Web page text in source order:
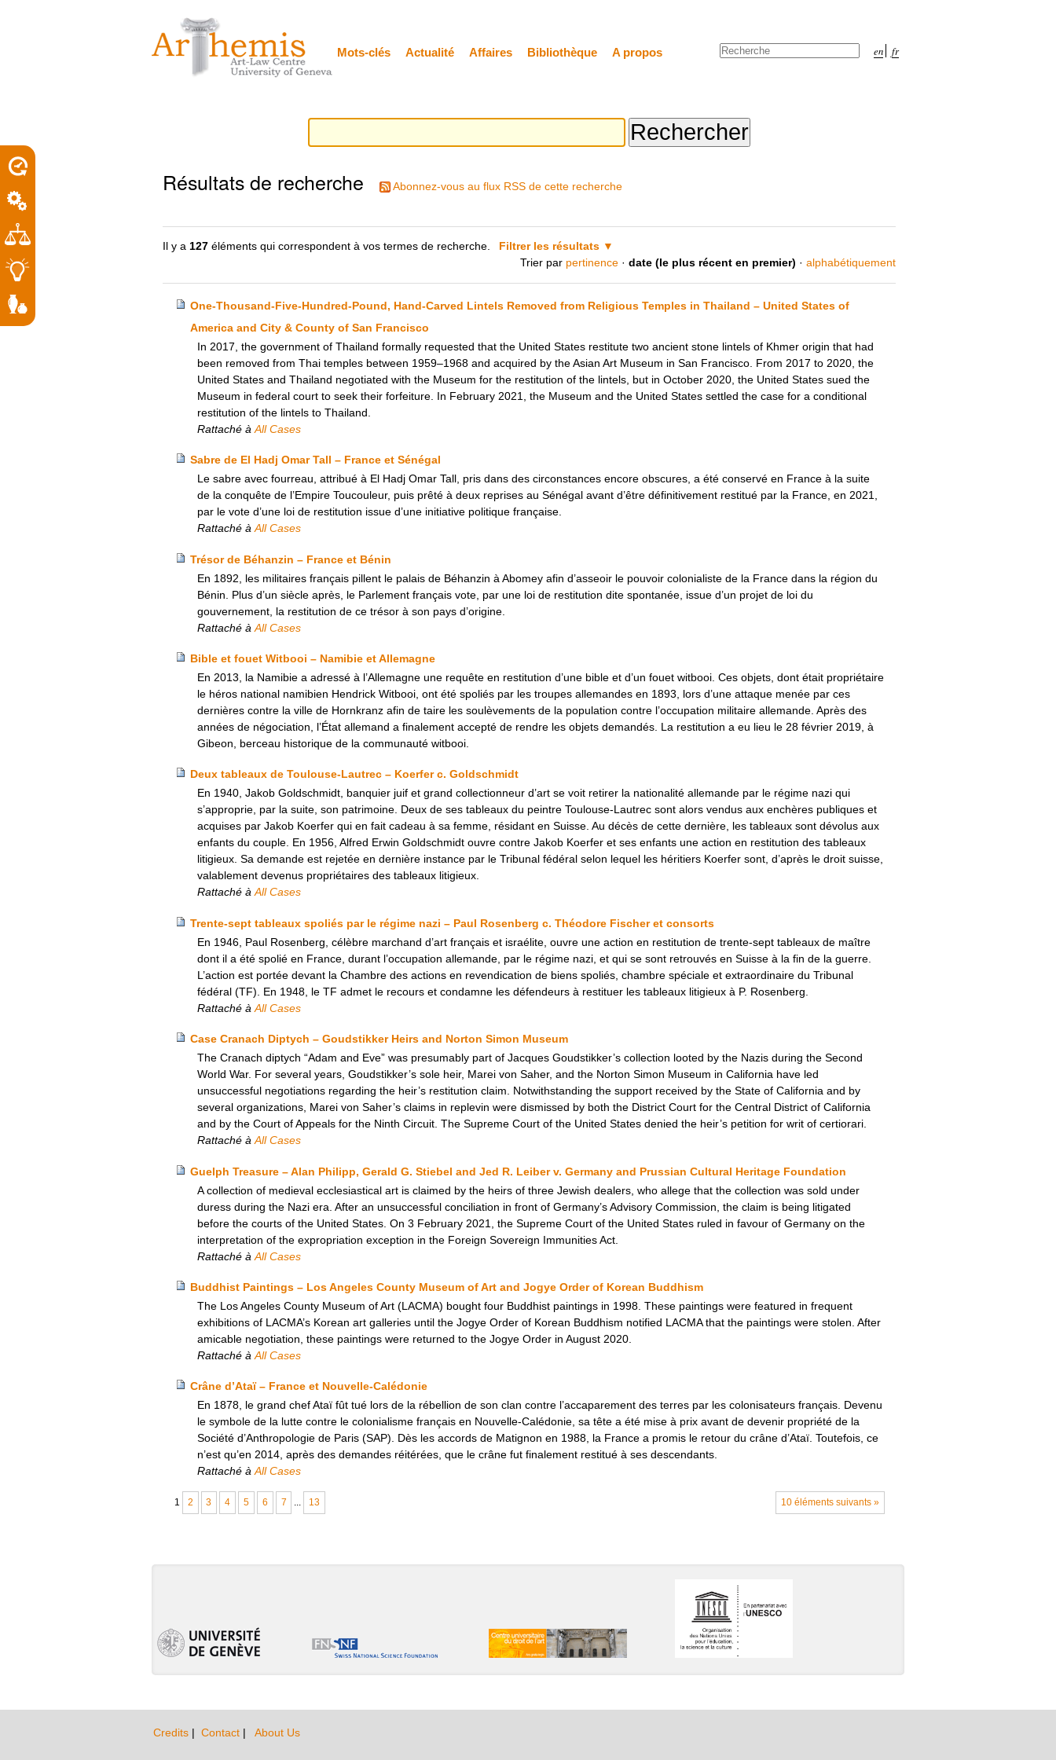
personnels
contenu.
Mots-clés Actualité Affaires Bibliothèque A propos en fr
Chercher par
Résultats de recherche Abonnez-vous au flux RSS de cette recherche
Il y a 127 éléments qui correspondent à vos termes de recherche.
Filtrer les résultats
Trier par pertinence · date (le plus récent en premier) · alphabétiquement
One-Thousand-Five-Hundred-Pound, Hand-Carved Lintels Removed from Religious Temples in Thailand – United States of
America and City & County of San Francisco
In 2017, the government of Thailand formally requested that the United States restitute two ancient stone lintels of Khmer origin that had
been removed from Thai temples between 1959–1968 and acquired by the Asian Art Museum in San Francisco. From 2017 to 2020, the
United States and Thailand negotiated with the Museum for the restitution of the lintels, but in October 2020, the United States sued the
Museum in federal court to seek their forfeiture. In February 2021, the Museum and the United States settled the case for a conditional
restitution of the lintels to Thailand.
Rattaché à All Cases
Sabre de El Hadj Omar Tall – France et Sénégal
Le sabre avec fourreau, attribué à El Hadj Omar Tall, pris dans des circonstances encore obscures, a été conservé en France à la suite
de la conquête de l’Empire Toucouleur, puis prêté à deux reprises au Sénégal avant d’être définitivement restitué par la France, en 2021,
par le vote d’une loi de restitution issue d’une initiative politique française.
Rattaché à All Cases
Trésor de Béhanzin – France et Bénin
En 1892, les militaires français pillent le palais de Béhanzin à Abomey afin d’asseoir le pouvoir colonialiste de la France dans la région du
Bénin. Plus d’un siècle après, le Parlement français vote, par une loi de restitution dite spontanée, issue d’un projet de loi du
gouvernement, la restitution de ce trésor à son pays d’origine.
Rattaché à All Cases
Bible et fouet Witbooi – Namibie et Allemagne
En 2013, la Namibie a adressé à l’Allemagne une requête en restitution d’une bible et d’un fouet witbooi. Ces objets, dont était propriétaire
le héros national namibien Hendrick Witbooi, ont été spoliés par les troupes allemandes en 1893, lors d’une attaque menée par ces
dernières contre la ville de Hornkranz afin de taire les soulèvements de la population contre l’occupation militaire allemande. Après des
années de négociation, l’État allemand a finalement accepté de rendre les objets demandés. La restitution a eu lieu le 28 février 2019, à
Gibeon, berceau historique de la communauté witbooi.
Deux tableaux de Toulouse-Lautrec – Koerfer c. Goldschmidt
En 1940, Jakob Goldschmidt, banquier juif et grand collectionneur d’art se voit retirer la nationalité allemande par le régime nazi qui
s’approprie, par la suite, son patrimoine. Deux de ses tableaux du peintre Toulouse-Lautrec sont alors vendus aux enchères publiques et
acquises par Jakob Koerfer qui en fait cadeau à sa femme, résidant en Suisse. Au décès de cette dernière, les tableaux sont dévolus aux
enfants du couple. En 1956, Alfred Erwin Goldschmidt ouvre contre Jakob Koerfer et ses enfants une action en restitution des tableaux
litigieux. Sa demande est rejetée en dernière instance par le Tribunal fédéral selon lequel les héritiers Koerfer sont, d’après le droit suisse,
valablement devenus propriétaires des tableaux litigieux.
Rattaché à All Cases
Trente-sept tableaux spoliés par le régime nazi – Paul Rosenberg c. Théodore Fischer et consorts
En 1946, Paul Rosenberg, célèbre marchand d’art français et israélite, ouvre une action en restitution de trente-sept tableaux de maître
dont il a été spolié en France, durant l’occupation allemande, par le régime nazi, et qui se sont retrouvés en Suisse à la fin de la guerre.
L’action est portée devant la Chambre des actions en revendication de biens spoliés, chambre spéciale et extraordinaire du Tribunal
fédéral (TF). En 1948, le TF admet le recours et condamne les défendeurs à restituer les tableaux litigieux à P. Rosenberg.
Rattaché à All Cases
Case Cranach Diptych – Goudstikker Heirs and Norton Simon Museum
The Cranach diptych “Adam and Eve” was presumably part of Jacques Goudstikker’s collection looted by the Nazis during the Second
World War. For several years, Goudstikker’s sole heir, Marei von Saher, and the Norton Simon Museum in California have led
unsuccessful negotiations regarding the heir’s restitution claim. Notwithstanding the support received by the State of California and by
several organizations, Marei von Saher’s claims in replevin were dismissed by both the District Court for the Central District of California
and by the Court of Appeals for the Ninth Circuit. The Supreme Court of the United States denied the heir’s petition for writ of certiorari.
Rattaché à All Cases
Guelph Treasure – Alan Philipp, Gerald G. Stiebel and Jed R. Leiber v. Germany and Prussian Cultural Heritage Foundation
A collection of medieval ecclesiastical art is claimed by the heirs of three Jewish dealers, who allege that the collection was sold under
duress during the Nazi era. After an unsuccessful conciliation in front of Germany’s Advisory Commission, the claim is being litigated
before the courts of the United States. On 3 February 2021, the Supreme Court of the United States ruled in favour of Germany on the
interpretation of the expropriation exception in the Foreign Sovereign Immunities Act.
Rattaché à All Cases
Buddhist Paintings – Los Angeles County Museum of Art and Jogye Order of Korean Buddhism
The Los Angeles County Museum of Art (LACMA) bought four Buddhist paintings in 1998. These paintings were featured in frequent
exhibitions of LACMA’s Korean art galleries until the Jogye Order of Korean Buddhism notified LACMA that the paintings were stolen. After
amicable negotiation, these paintings were returned to the Jogye Order in August 2020.
Rattaché à All Cases
Crâne d’Ataï – France et Nouvelle-Calédonie
En 1878, le grand chef Ataï fût tué lors de la rébellion de son clan contre l’accaparement des terres par les colonisateurs français. Devenu
le symbole de la lutte contre le colonialisme français en Nouvelle-Calédonie, sa tête a été mise à prix avant de devenir propriété de la
Société d’Anthropologie de Paris (SAP). Dès les accords de Matignon en 1988, la France a promis le retour du crâne d’Ataï. Toutefois, ce
n’est qu’en 2014, après des demandes réitérées, que le crâne fut finalement restitué à ses descendants.
Rattaché à All Cases
10 éléments suivants »
1 2 3 4 5 6 7 13
Credits | Contact | About Us